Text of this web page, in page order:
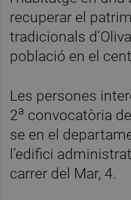
recuperar el
tradicionals
població en el
Les persones
2a convocatòria
se en el
l’edifici
carrer del Mar, 4.